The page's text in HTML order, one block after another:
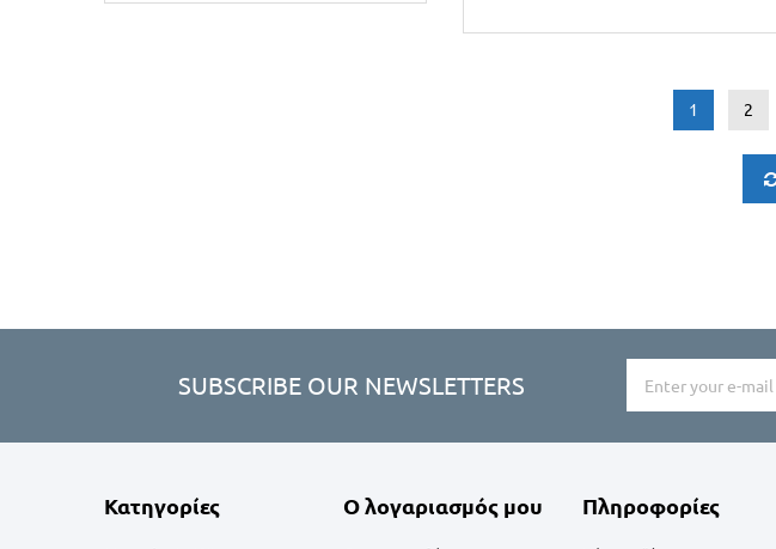
1 2
SUBSCRIBE OUR NEWSLETTERS
Κατηγορίες Ο λογαριασμός μου Πληροφορίες